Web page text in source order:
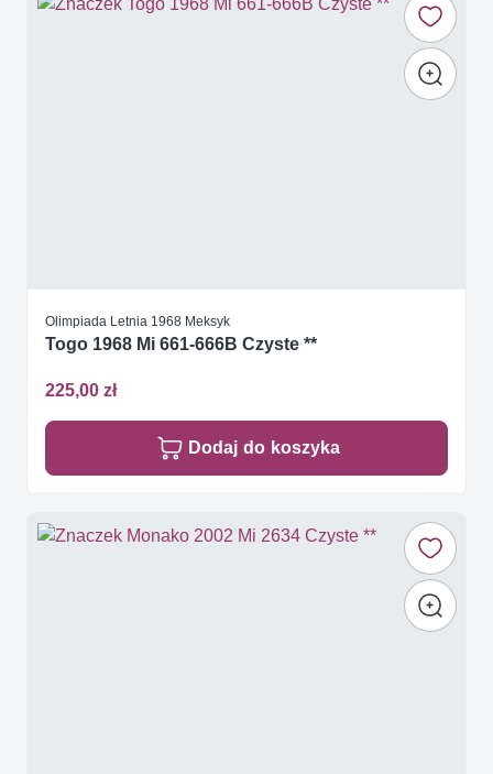
Olimpiada Letnia 1968 Meksyk
Togo 1968 Mi 661-666B Czyste **
225,00 zł
Dodaj do koszyka